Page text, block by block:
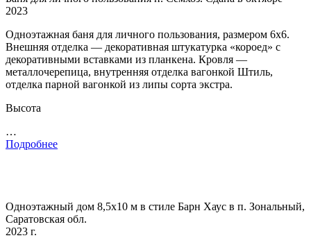
2023
Одноэтажная баня для личного пользования, размером 6х6.
Внешняя отделка — декоративная штукатурка «короед» с
декоративными вставками из планкена. Кровля —
металлочерепица, внутренняя отделка вагонкой Штиль,
отделка парной вагонкой из липы сорта экстра.
Высота
…
Подробнее
Одноэтажный дом 8,5х10 м в стиле Барн Хаус в п. Зональный,
Саратовская обл.
2023 г.